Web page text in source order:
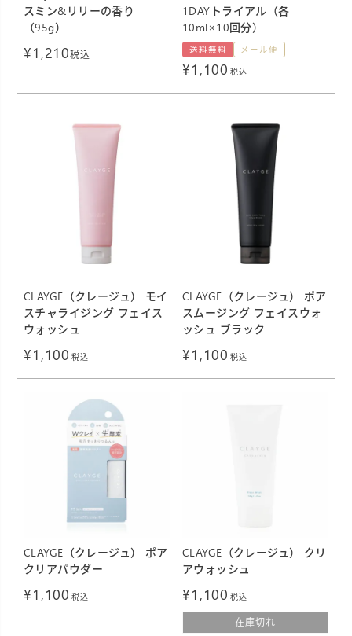
スミン&リリーの香り
（95g）
¥1,210税込
1DAYトライアル（各
10ml×10回分）
送料無料 メール便
¥1,100 税込
CLAYGE（クレージュ） モイ
スチャライジング フェイス
ウォッシュ
¥1,100 税込
CLAYGE（クレージュ） ポア
スムージング フェイスウォ
ッシュ ブラック
¥1,100 税込
CLAYGE（クレージュ） ポア
クリアパウダー
¥1,100 税込
CLAYGE（クレージュ） クリ
アウォッシュ
¥1,100 税込
在庫切れ